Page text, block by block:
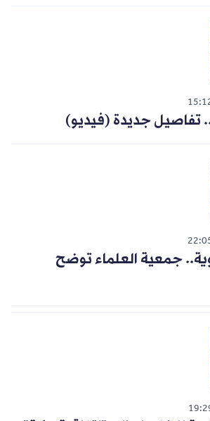
تفاصيل جديدة (فيديو)
جمعية العلماء توضح